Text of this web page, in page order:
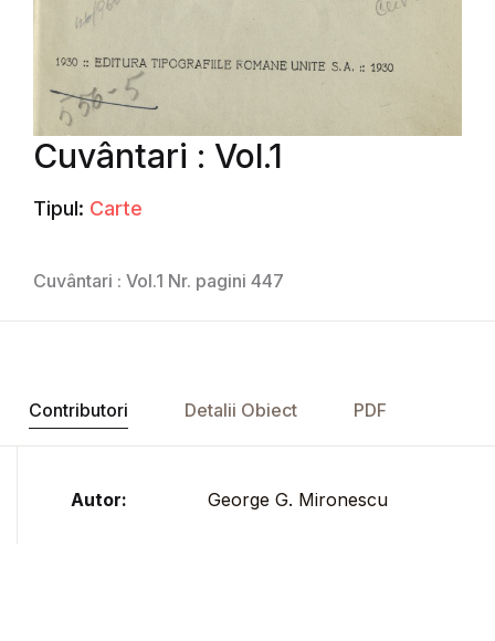
Cuvântari : Vol.1
Tipul: Carte
Cuvântari : Vol.1 Nr. pagini 447
Contributori Detalii Obiect PDF
Autor: George G. Mironescu